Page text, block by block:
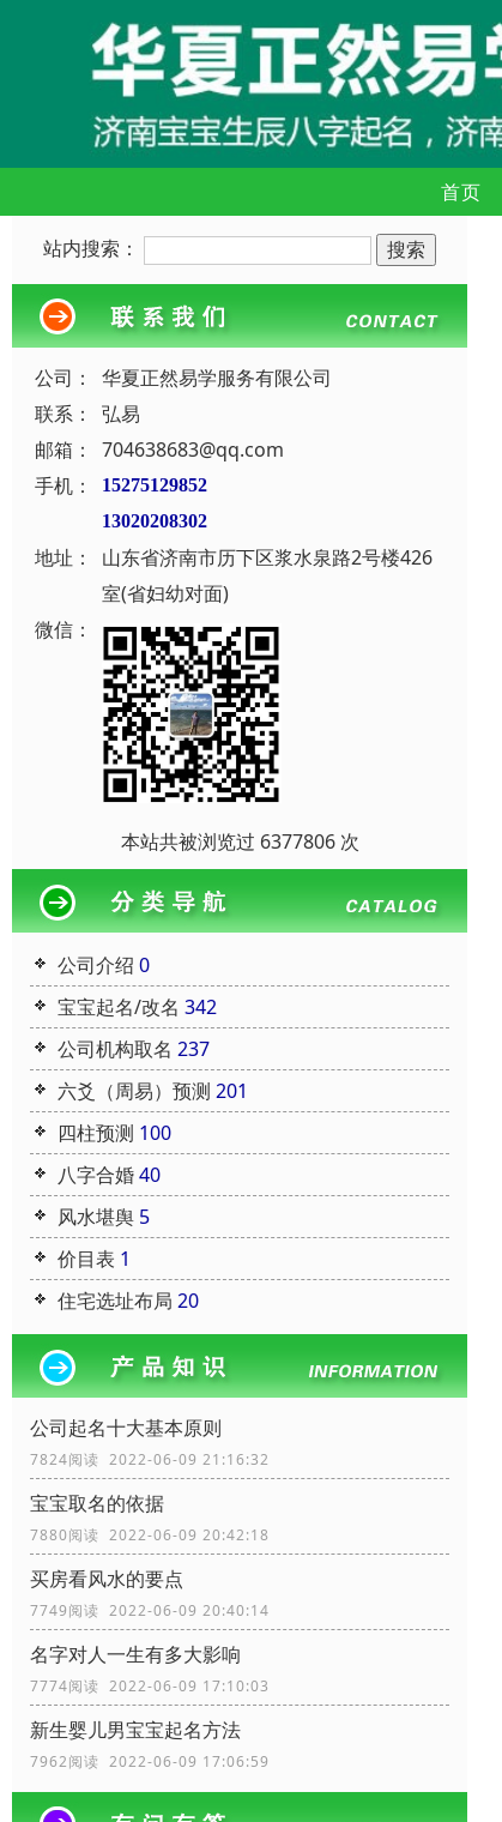
首页
站内搜索：
公司：
华夏正然易学服务有限公司
联系：
弘易
邮箱：
704638683@qq.com
手机：
15275129852
13020208302
地址：
山东省济南市历下区浆水泉路2号楼426
室(省妇幼对面)
微信：
本站共被浏览过 6377806 次
公司介绍 0
宝宝起名/改名 342
公司机构取名 237
六爻（周易）预测 201
四柱预测 100
八字合婚40
风水堪舆 5
价目表 1
住宅选址布局 20
公司起名十大基本原则
7824阅读 2022-06-09 21:16:32
宝宝取名的依据
7880阅读 2022-06-09 20:42:18
买房看风水的要点
7749阅读 2022-06-09 20:40:14
名字对人一生有多大影响
7774阅读 2022-06-09 17:10:03
新生婴儿男宝宝起名方法
7962阅读 2022-06-09 17:06:59